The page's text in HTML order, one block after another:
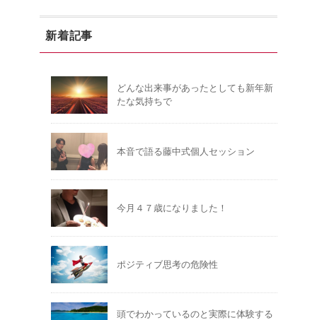
新着記事
どんな出来事があったとしても新年新
たな気持ちで
本音で語る藤中式個人セッション
今月４７歳になりました！
ポジティブ思考の危険性
頭でわかっているのと実際に体験する